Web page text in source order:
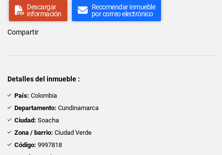
Descargar
información
Recomendar inmueble
por correo electrónico
Compartir
Detalles del inmueble :
País: Colombia
Departamento: Cundinamarca
Ciudad: Soacha
Zona / barrio: Ciudad Verde
Código: 9997818